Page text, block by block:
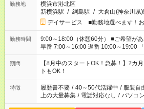
勤務地
横浜市港北区
新横浜駅 / 綱島駅 / 大倉山(神奈川県)
デイサービス ■勤務地選べます！お
勤務時間
9:00～18:00（休憩60分） ■ご希望があれば下記シフトもOK！
早番 7:00～16:00 遅番 10:00～19:00 「家族と休みを合わせた
い」 「余裕を持って夕飯の準備がし
たくない」 など、ご希望を教えてくださいね。
の方へ 今ご覧のお仕事で希望する勤務
の勤務時間。 合計で週40時間を超え
期間
【8月中のスタートOK！急募！】2カ
トもOK！
特徴 履歴書不要 / 40～50代活躍中 / 服装自
上の大量募集 / 電話対応なし / パソコ